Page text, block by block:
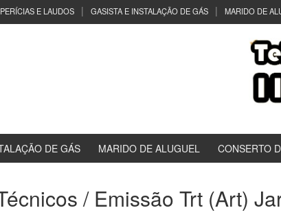
E LAUDOS GASISTA E INSTALAÇÃO DE GÁS MARIDO DE
DE GÁS MARIDO DE ALUGUEL CONSERTO
/ Emissão Trt (Art)